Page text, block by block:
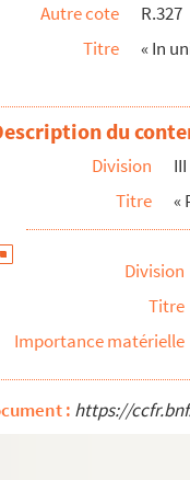
»
Fezayum,
Philibertum
Seguino scripta, anno
necnon in quatuor
»
a reverendo Patre
Autre cote
R.327
Titre
« In
du
Division
III
Titre
«
Division
Titre
Importance matérielle
: https://